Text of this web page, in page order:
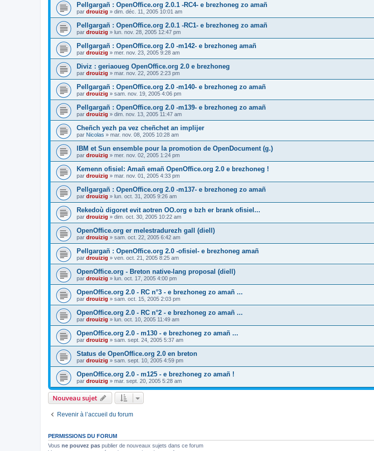
Pellgargañ : OpenOffice.org 2.0.1 -RC4- e brezhoneg zo amañ
par drouizig » dim. déc. 11, 2005 10:01 am
Pellgargañ : OpenOffice.org 2.0.1 -RC1- e brezhoneg zo amañ
par drouizig » lun. nov. 28, 2005 12:47 pm
Pellgargañ : OpenOffice.org 2.0 -m142- e brezhoneg amañ
par drouizig » mer. nov. 23, 2005 9:28 am
Diviz : geriaoueg OpenOffice.org 2.0 e brezhoneg
par drouizig » mar. nov. 22, 2005 2:23 pm
Pellgargañ : OpenOffice.org 2.0 -m140- e brezhoneg zo amañ
par drouizig » sam. nov. 19, 2005 4:06 pm
Pellgargañ : OpenOffice.org 2.0 -m139- e brezhoneg zo amañ
par drouizig » dim. nov. 13, 2005 11:47 am
Cheñch yezh pa vez cheñchet an implijer
par Nicolas » mar. nov. 08, 2005 10:28 am
IBM et Sun ensemble pour la promotion de OpenDocument (g.)
par drouizig » mer. nov. 02, 2005 1:24 pm
Kemenn ofisiel: Amañ emañ OpenOffice.org 2.0 e brezhoneg !
par drouizig » mar. nov. 01, 2005 4:33 pm
Pellgargañ : OpenOffice.org 2.0 -m137- e brezhoneg zo amañ
par drouizig » lun. oct. 31, 2005 9:26 am
Rekedoù digoret evit aotren OO.org e bzh er brank ofisiel...
par drouizig » dim. oct. 30, 2005 10:22 am
OpenOffice.org er melestradurezh gall (diell)
par drouizig » sam. oct. 22, 2005 6:42 am
Pellgargañ : OpenOffice.org 2.0 -ofisiel- e brezhoneg amañ
par drouizig » ven. oct. 21, 2005 8:25 am
OpenOffice.org - Breton native-lang proposal (diell)
par drouizig » lun. oct. 17, 2005 4:00 pm
OpenOffice.org 2.0 - RC n°3 - e brezhoneg zo amañ ...
par drouizig » sam. oct. 15, 2005 2:03 pm
OpenOffice.org 2.0 - RC n°2 - e brezhoneg zo amañ ...
par drouizig » lun. oct. 10, 2005 11:49 am
OpenOffice.org 2.0 - m130 - e brezhoneg zo amañ ...
par drouizig » sam. sept. 24, 2005 5:37 am
Status de OpenOffice.org 2.0 en breton
par drouizig » sam. sept. 10, 2005 4:59 pm
OpenOffice.org 2.0 - m125 - e brezhoneg zo amañ !
par drouizig » mar. sept. 20, 2005 5:28 am
Nouveau sujet
Revenir à l’accueil du forum
PERMISSIONS DU FORUM
Vous ne pouvez pas publier de nouveaux sujets dans ce forum